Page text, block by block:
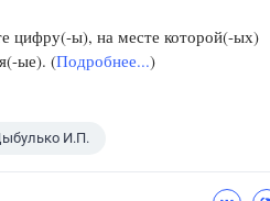
цифру(-ы), на месте которой(-ых)
ые). (Подробнее...)
И.П.